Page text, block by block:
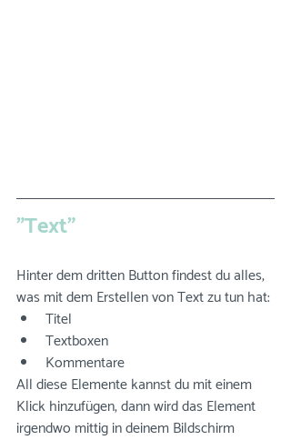
"Text"
Hinter dem dritten Button findest du alles,
was mit dem Erstellen von Text zu tun hat:
Titel
Textboxen
Kommentare
All diese Elemente kannst du mit einem
Klick hinzufügen, dann wird das Element
irgendwo mittig in deinem Bildschirm